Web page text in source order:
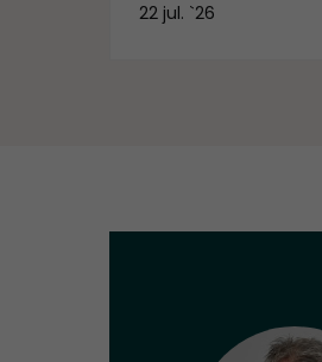
22 jul. `26